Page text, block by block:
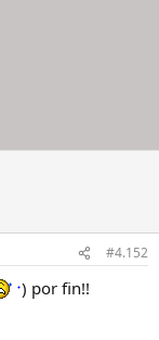
#4.152
) por fin!!